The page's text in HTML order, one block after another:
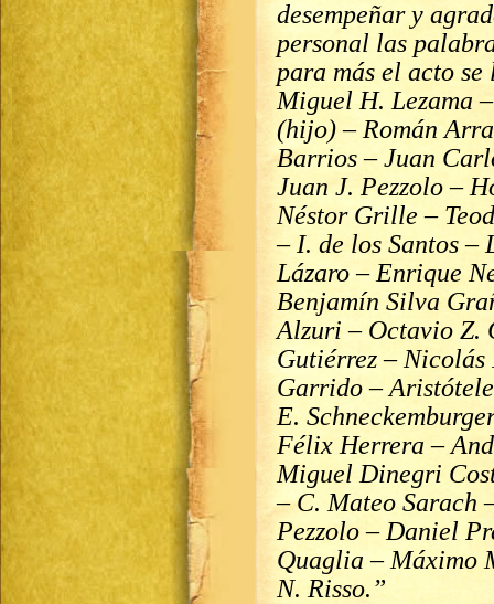
desempeñar y
personal las
para más el acto
Miguel H. Lezama
(hijo) – Román
Barrios – Juan
Juan J. Pezzolo –
Néstor Grille –
– I. de los Santos –
Lázaro – Enrique
Benjamín Silva
Alzuri – Octavio Z.
Gutiérrez – Nicolás
Garrido –
E.
Félix Herrera –
Miguel Dinegri
– C. Mateo Sarach
Pezzolo – Daniel
Quaglia – Máximo
N. Risso.”